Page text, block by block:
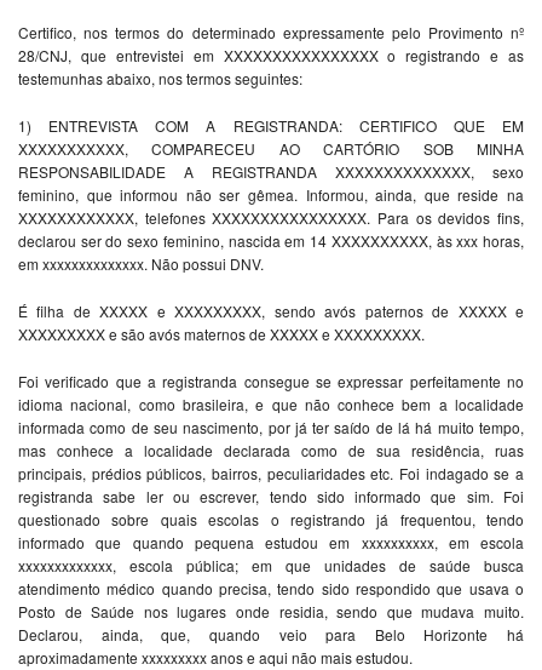
Certifico, nos termos do determinado expressamente pelo Provimento nº
28/CNJ, que entrevistei em XXXXXXXXXXXXXXXX o registrando e as
testemunhas abaixo, nos termos seguintes:
1) ENTREVISTA COM A REGISTRANDA: CERTIFICO QUE EM
XXXXXXXXXXX, COMPARECEU AO CARTÓRIO SOB MINHA
RESPONSABILIDADE A REGISTRANDA XXXXXXXXXXXXXX, sexo
feminino, que informou não ser gêmea. Informou, ainda, que reside na
XXXXXXXXXXXX, telefones XXXXXXXXXXXXXXXX. Para os devidos fins,
declarou ser do sexo feminino, nascida em 14 XXXXXXXXXX, às xxx horas,
em xxxxxxxxxxxxxx. Não possui DNV.
É filha de XXXXX e XXXXXXXXX, sendo avós paternos de XXXXX e
XXXXXXXXX e são avós maternos de XXXXX e XXXXXXXXX.
Foi verificado que a registranda consegue se expressar perfeitamente no
idioma nacional, como brasileira, e que não conhece bem a localidade
informada como de seu nascimento, por já ter saído de lá há muito tempo,
mas conhece a localidade declarada como de sua residência, ruas
principais, prédios públicos, bairros, peculiaridades etc. Foi indagado se a
registranda sabe ler ou escrever, tendo sido informado que sim. Foi
questionado sobre quais escolas o registrando já frequentou, tendo
informado que quando pequena estudou em xxxxxxxxxx, em escola
xxxxxxxxxxxxx, escola pública; em que unidades de saúde busca
atendimento médico quando precisa, tendo sido respondido que usava o
Posto de Saúde nos lugares onde residia, sendo que mudava muito.
Declarou, ainda, que, quando veio para Belo Horizonte há
aproximadamente xxxxxxxxx anos e aqui não mais estudou.